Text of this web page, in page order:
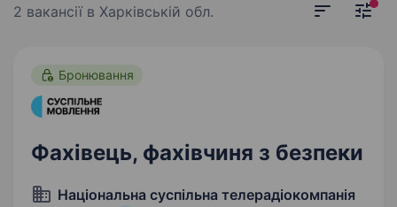
2 вакансії в Харківській обл.
Бронювання
Фахівець, фахівчиня з безпеки
Національна суспільна телерадіокомпанія